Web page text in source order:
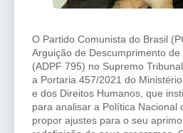
O Partido Comunista do Brasil
Arguição de Descumprimento
(ADPF 795) no Supremo
a Portaria 457/2021 do
e dos Direitos Humanos, que
para analisar a Política Nacional
propor ajustes para o seu